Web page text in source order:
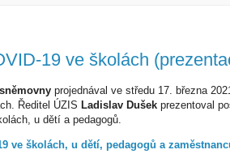
19 ve školách
projednával ve středu 17. března
Ředitel ÚZIS Ladislav Dušek prezentoval
u dětí a pedagogů.
ve školách, u dětí, pedagogů a